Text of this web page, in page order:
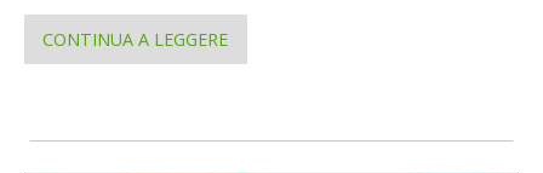
CONTINUA A LEGGERE